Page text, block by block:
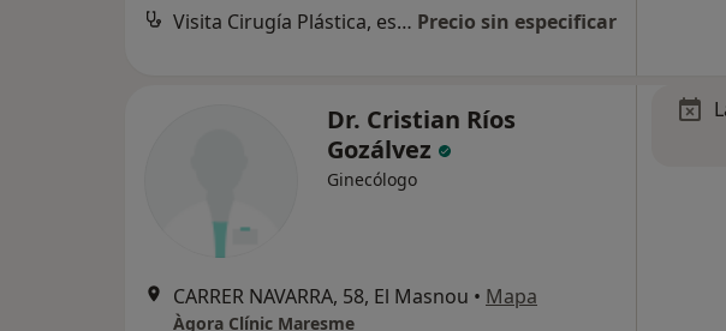
Visita Cirugía Plástica, estética y Reparadora Precio sin especificar
Dr. Cristian Ríos
Gozálvez
Ginecólogo
CARRER NAVARRA, 58, El Masnou • Mapa
Àgora Clínic Maresme